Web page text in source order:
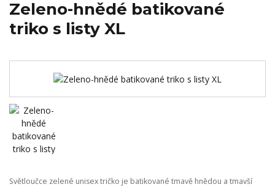
Zeleno-hnědé batikované
triko s listy XL
Světloučce zelené unisex tričko je batikované tmavě hnědou a tmavší